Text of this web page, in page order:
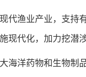
渔业产业，支持
现代化，加力挖潜
洋药物和生物制